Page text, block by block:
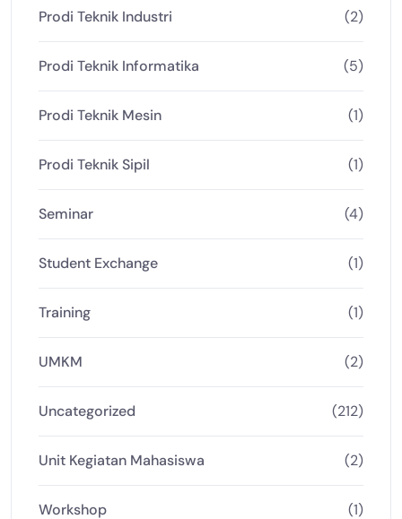
Prodi Teknik Industri (2)
Prodi Teknik Informatika (5)
Prodi Teknik Mesin (1)
Prodi Teknik Sipil (1)
Seminar (4)
Student Exchange (1)
Training (1)
UMKM (2)
Uncategorized (212)
Unit Kegiatan Mahasiswa (2)
Workshop (1)